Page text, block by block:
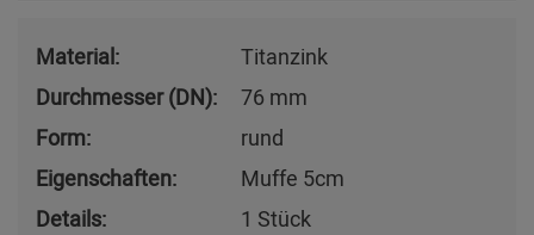
Material:
Titanzink
Durchmesser (DN):
76 mm
Form:
rund
Eigenschaften:
Muffe 5cm
Details:
1 Stück